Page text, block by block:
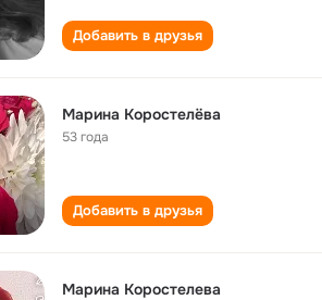
Добавить в друзья
Марина Коростелёва
53 года
Добавить в друзья
Марина Коростелева